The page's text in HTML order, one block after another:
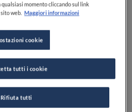
7
1 l
momento cliccando sul link
web. Maggiori informazioni
cookie
Rifiuta tutti
tutti i cookie